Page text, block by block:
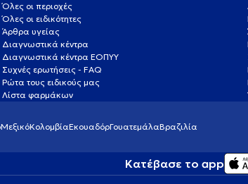
Όλες οι περιοχές
Όλες οι ειδικότητες
Άρθρα υγείας
Διαγνωστικά κέντρα
Διαγνωστικά κέντρα ΕΟΠΥΥ
Συχνές ερωτήσεις - FAQ
Ρώτα τους ειδικούς μας
Λίστα φαρμάκων
ΜεξικόΚολομβίαΕκουαδόρΓουατεμάλαΒραζιλία
Κατέβασε το app